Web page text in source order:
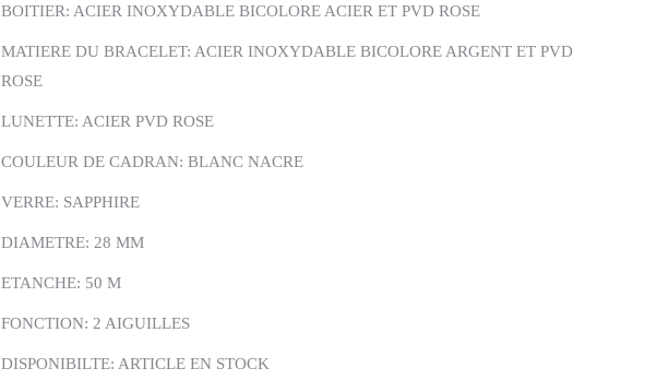
BOITIER: ACIER INOXYDABLE BICOLORE ACIER ET PVD ROSE
MATIERE DU BRACELET: ACIER INOXYDABLE BICOLORE ARGENT ET PVD
ROSE
LUNETTE: ACIER PVD ROSE
COULEUR DE CADRAN: BLANC NACRE
VERRE: SAPPHIRE
DIAMETRE: 28 MM
ETANCHE: 50 M
FONCTION: 2 AIGUILLES
DISPONIBILTE: ARTICLE EN STOCK